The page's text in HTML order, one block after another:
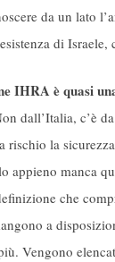
da un lato
di
IHRA è quasi
dall’Italia, c’è
la
appieno manca
che
a
Vengono